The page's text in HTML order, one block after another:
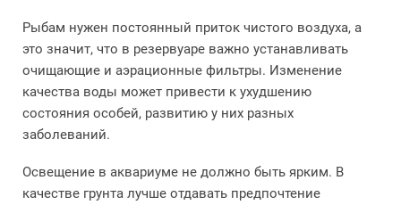
Рыбам нужен постоянный приток чистого воздуха, а
это значит, что в резервуаре важно устанавливать
очищающие и аэрационные фильтры. Изменение
качества воды может привести к ухудшению
состояния особей, развитию у них разных
заболеваний.
Освещение в аквариуме не должно быть ярким. В
качестве грунта лучше отдавать предпочтение